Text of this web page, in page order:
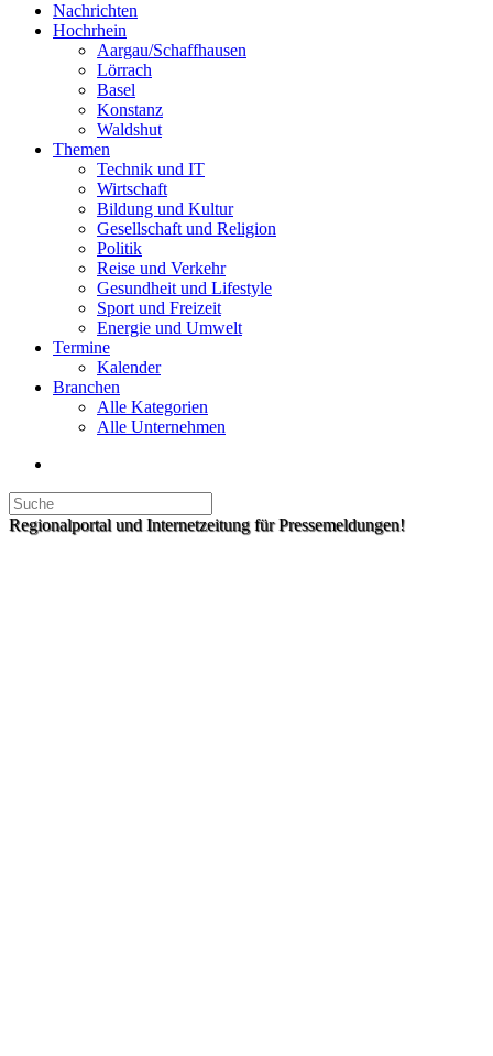
Nachrichten
Hochrhein
Aargau/Schaffhausen
Lörrach
Basel
Konstanz
Waldshut
Themen
Technik und IT
Wirtschaft
Bildung und Kultur
Gesellschaft und Religion
Politik
Reise und Verkehr
Gesundheit und Lifestyle
Sport und Freizeit
Energie und Umwelt
Termine
Kalender
Branchen
Alle Kategorien
Alle Unternehmen
Regionalportal und Internetzeitung für Pressemeldungen!